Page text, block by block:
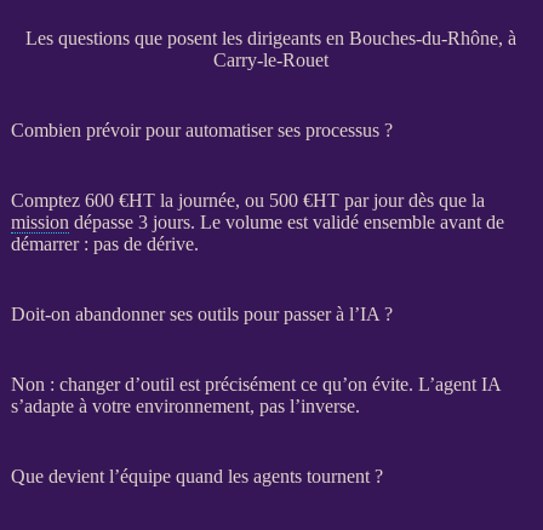
Les questions que posent les dirigeants en Bouches-du-Rhône, à
Carry-le-Rouet
Combien prévoir pour automatiser ses processus ?
Comptez 600 €HTla journée, ou 500 €HTpar jour dès que la
mission dépasse 3 jours. Le volume est validé ensemble avant de
démarrer : pas de dérive.
Doit-on abandonner ses outils pour passer à l’IA ?
Non : changer d’outil est précisément ce qu’on évite. L’agent IA
s’adapte à votre environnement, pas l’inverse.
Que devient l’équipe quand les agents tournent ?